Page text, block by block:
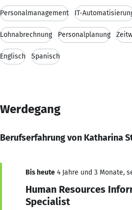
Personalmanagement IT-
Lohnabrechnung Personalplanung
Englisch Spanisch
Werdegang
Berufserfahrung von Katharina
Bis heute 4 Jahre und 3 Monate,
Human Resources
Specialist